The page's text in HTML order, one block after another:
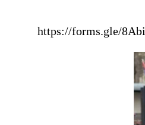
https://forms.gle/